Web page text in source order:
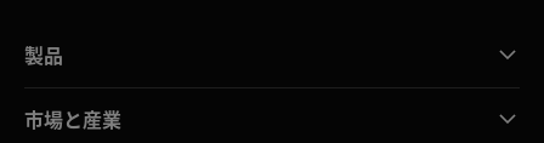
製品
市場と産業